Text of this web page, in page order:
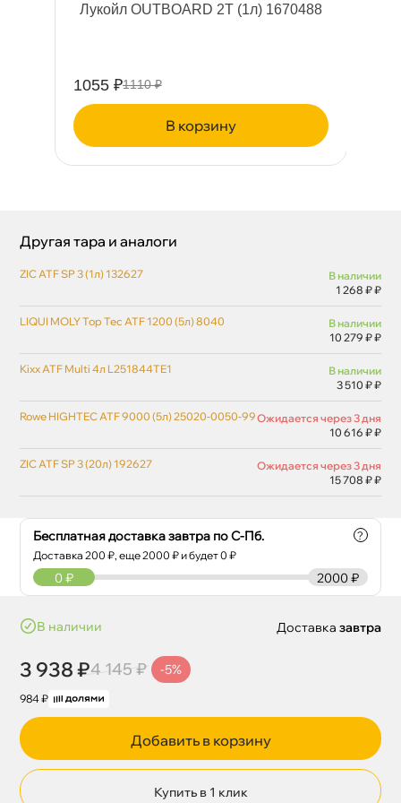
Лукойл OUTBOARD 2T (1л) 1670488
1055 ₽1110 ₽
корзину
Бесплатная доставка завтра по С-Пб.
Доставка200 ₽, еще2000 ₽ и будет 0 ₽
?
2000 ₽
0 ₽
наличии
3 938 ₽4 145 ₽ -5%
984 ₽
Доставка завтра
Добавить в корзину
Купить в 1 клик
Другая тара и аналоги
ZIC ATF SP 3 (1л) 132627
наличии
1 268 ₽ ₽
LIQUI MOLY Top Tec ATF 1200 (5л) 8040
наличии
10 279 ₽ ₽
Kixx ATF Multi 4л L251844TE1
наличии
3 510 ₽ ₽
Rowe HIGHTEC ATF 9000 (5л) 25020-0050-99Ожидается через 3 дня
10 616 ₽ ₽
ZIC ATF SP 3 (20л) 192627
Ожидается через 3 дня
15 708 ₽ ₽